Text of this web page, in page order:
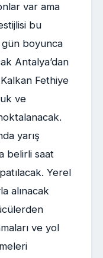
var ama
bu
boyunca
Antalya’dan
Fethiye
ve
yarış
belirli saat
Yerel
alınacak
ve yol